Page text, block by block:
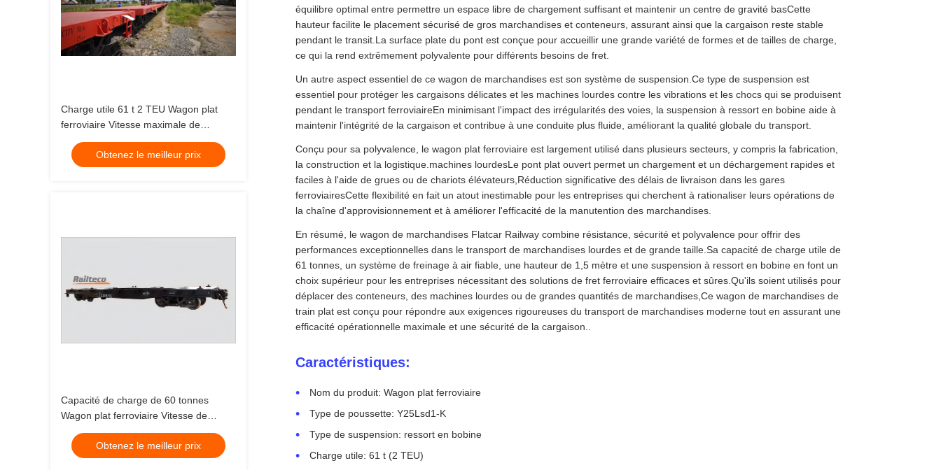
Charge utile 61 t 2 TEU Wagon plat
ferroviaire Vitesse maximale de
fonctionnement 100 Kmh Capacité de
chargement 60 tonnes Parfait pour le
fret longue distance
Obtenez le meilleur prix
Capacité de charge de 60 tonnes
Wagon plat ferroviaire Vitesse de
fonctionnement maximale 100 km/h
Largeur 3 mètres Solution de transport
de marchandises ferroviaire durable
Obtenez le meilleur prix
équilibre optimal entre permettre un espace libre de chargement suffisant et maintenir un centre de gravité basCette
hauteur facilite le placement sécurisé de gros marchandises et conteneurs, assurant ainsi que la cargaison reste stable
pendant le transit.La surface plate du pont est conçue pour accueillir une grande variété de formes et de tailles de charge,
ce qui la rend extrêmement polyvalente pour différents besoins de fret.
Un autre aspect essentiel de ce wagon de marchandises est son système de suspension.Ce type de suspension est
essentiel pour protéger les cargaisons délicates et les machines lourdes contre les vibrations et les chocs qui se produisent
pendant le transport ferroviaireEn minimisant l'impact des irrégularités des voies, la suspension à ressort en bobine aide à
maintenir l'intégrité de la cargaison et contribue à une conduite plus fluide, améliorant la qualité globale du transport.
Conçu pour sa polyvalence, le wagon plat ferroviaire est largement utilisé dans plusieurs secteurs, y compris la fabrication,
la construction et la logistique.machines lourdesLe pont plat ouvert permet un chargement et un déchargement rapides et
faciles à l'aide de grues ou de chariots élévateurs,Réduction significative des délais de livraison dans les gares
ferroviairesCette flexibilité en fait un atout inestimable pour les entreprises qui cherchent à rationaliser leurs opérations de
la chaîne d'approvisionnement et à améliorer l'efficacité de la manutention des marchandises.
En résumé, le wagon de marchandises Flatcar Railway combine résistance, sécurité et polyvalence pour offrir des
performances exceptionnelles dans le transport de marchandises lourdes et de grande taille.Sa capacité de charge utile de
61 tonnes, un système de freinage à air fiable, une hauteur de 1,5 mètre et une suspension à ressort en bobine en font un
choix supérieur pour les entreprises nécessitant des solutions de fret ferroviaire efficaces et sûres.Qu'ils soient utilisés pour
déplacer des conteneurs, des machines lourdes ou de grandes quantités de marchandises,Ce wagon de marchandises de
train plat est conçu pour répondre aux exigences rigoureuses du transport de marchandises moderne tout en assurant une
efficacité opérationnelle maximale et une sécurité de la cargaison..
Caractéristiques:
Nom du produit: Wagon plat ferroviaire
Type de poussette: Y25Lsd1-K
Type de suspension: ressort en bobine
Charge utile: 61 t (2 TEU)